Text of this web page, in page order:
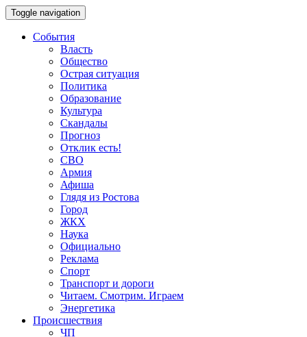
Toggle navigation
События
Власть
Общество
Острая ситуация
Политика
Образование
Культура
Скандалы
Прогноз
Отклик есть!
СВО
Армия
Афиша
Глядя из Ростова
Город
ЖКХ
Наука
Официально
Реклама
Спорт
Транспорт и дороги
Читаем. Смотрим. Играем
Энергетика
Происшествия
ЧП